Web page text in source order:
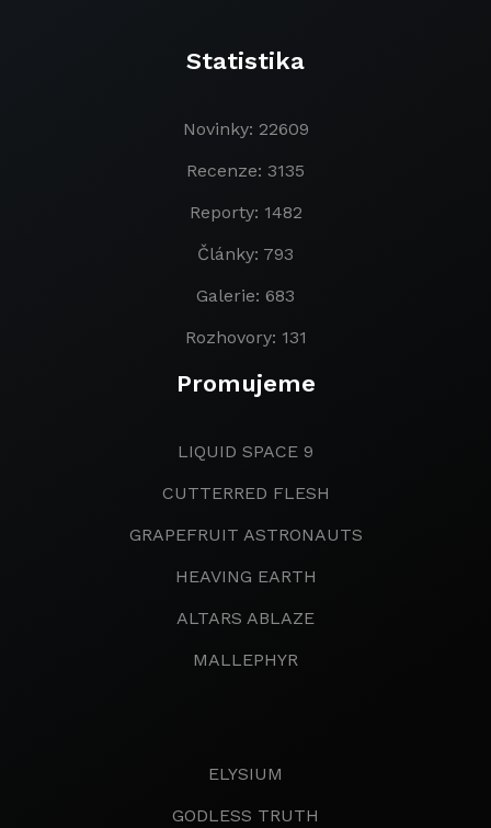
Statistika
Novinky: 22609
Recenze: 3135
Reporty: 1482
Články: 793
Galerie: 683
Rozhovory: 131
Promujeme
LIQUID SPACE 9
CUTTERRED FLESH
GRAPEFRUIT ASTRONAUTS
HEAVING EARTH
ALTARS ABLAZE
MALLEPHYR
ELYSIUM
GODLESS TRUTH